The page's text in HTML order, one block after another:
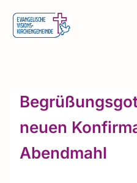
neuen
Abendmahl